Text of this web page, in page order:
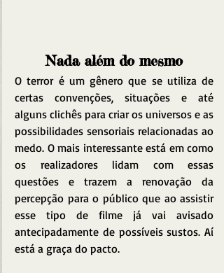
Nada além do mesmo
O terror é um gênero que se utiliza de
certas convenções, situações e até
alguns clichês para criar os universos e as
possibilidades sensoriais relacionadas ao
medo. O mais interessante está em como
os realizadores lidam com essas
questões e trazem a renovação da
percepção para o público que ao assistir
esse tipo de filme já vai avisado
antecipadamente de possíveis sustos. Aí
está a graça do pacto.